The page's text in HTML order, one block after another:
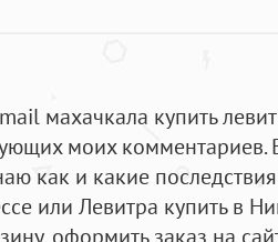
махачкала купить
моих комментариев.
как и какие
или Левитра купить в
оформить заказ на